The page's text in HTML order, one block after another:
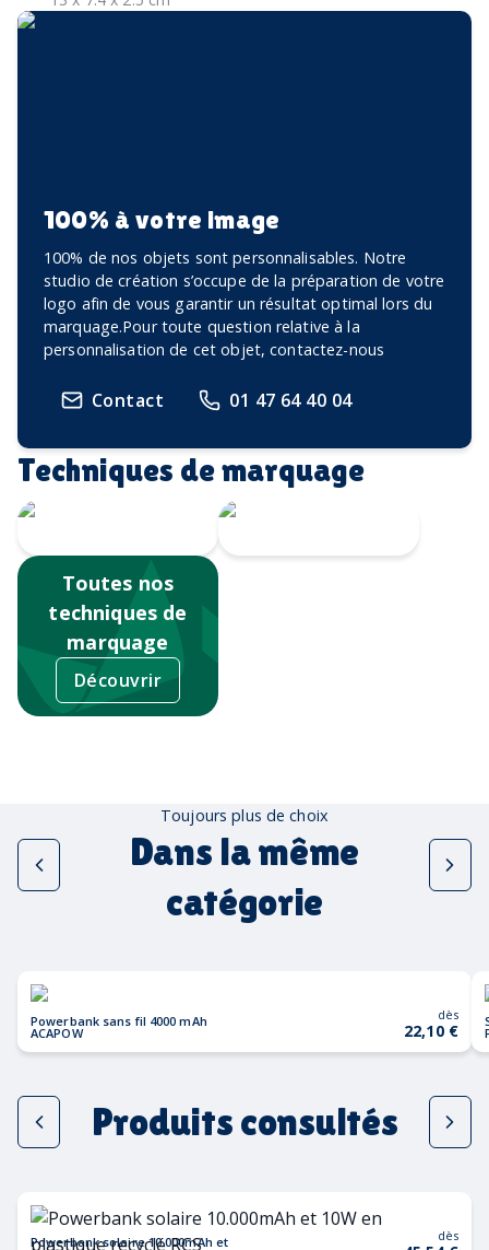
100% à votre image
100% de nos objets sont personnalisables. Notre
studio de création s’occupe de la préparation de votre
logo afin de vous garantir un résultat optimal lors du
marquage.Pour toute question relative à la
personnalisation de cet objet, contactez-nous
Contact 01 47 64 40 04
Techniques de marquage
Toutes nos
techniques de
marquage
Découvrir
Toujours plus de choix
Dans la même
catégorie
Powerbank sans fil 4000 mAh
ACAPOW
dès
22,10 €
Produits consultés
Powerbank solaire 10.000mAh et dès